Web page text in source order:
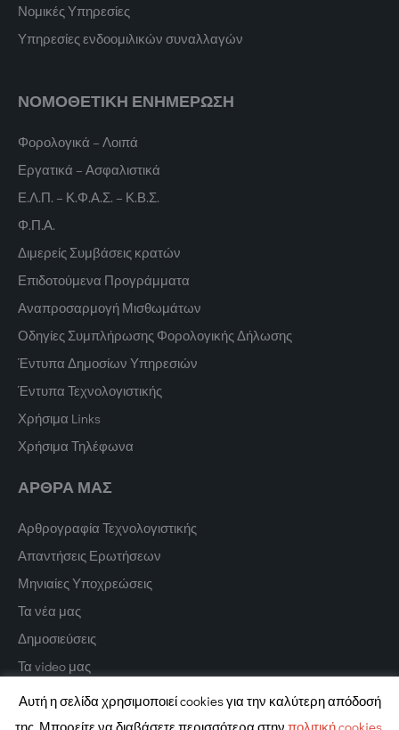
Νομικές Υπηρεσίες
Υπηρεσίες ενδοομιλικών συναλλαγών
ΝΟΜΟΘΕΤΙΚΗ ΕΝΗΜΕΡΩΣΗ
Φορολογικά – Λοιπά
Εργατικά – Ασφαλιστικά
Ε.Λ.Π. – Κ.Φ.Α.Σ. – Κ.Β.Σ.
Φ.Π.Α.
Διμερείς Συμβάσεις κρατών
Επιδοτούμενα Προγράμματα
Αναπροσαρμογή Μισθωμάτων
Οδηγίες Συμπλήρωσης Φορολογικής Δήλωσης
Έντυπα Δημοσίων Υπηρεσιών
Έντυπα Τεχνολογιστικής
Χρήσιμα Links
Χρήσιμα Τηλέφωνα
ΑΡΘΡΑ ΜΑΣ
Αρθρογραφία Τεχνολογιστικής
Απαντήσεις Ερωτήσεων
Μηνιαίες Υποχρεώσεις
Τα νέα μας
Δημοσιεύσεις
Τα video μας
Αυτή η σελίδα χρησιμοποιεί cookies για την καλύτερη απόδοσή
της. Μπορείτε να διαβάσετε περισσότερα στην πολιτική cookies.